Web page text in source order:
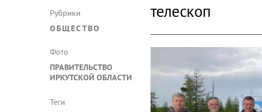
Рубрики
ОБЩЕСТВО
Фото
ПРАВИТЕЛЬСТВО
ИРКУТСКОЙ ОБЛАСТИ
Теги
телескоп